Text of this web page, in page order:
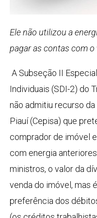
Ele não utilizou a
pagar as contas com o
A Subseção II
Individuais (SDI-2) do
não admitiu recurso
Piauí (Cepisa) que
comprador de imóvel
com energia
ministros, o valor da
venda do imóvel, mas
preferência dos